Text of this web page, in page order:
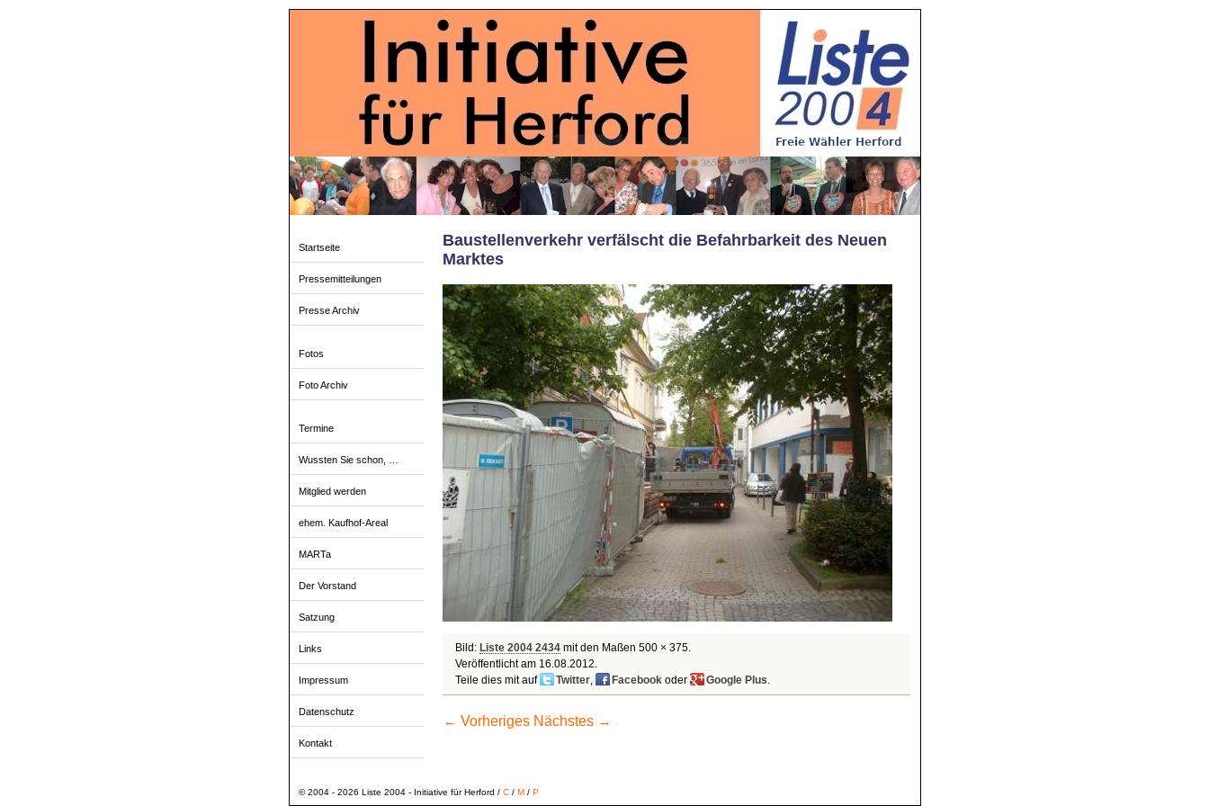
Startseite
Pressemitteilungen
Presse Archiv
Fotos
Foto Archiv
Termine
Wussten Sie schon, …
Mitglied werden
ehem. Kaufhof-Areal
MARTa
Der Vorstand
Satzung
Links
Impressum
Datenschutz
Kontakt
Baustellenverkehr verfälscht die Befahrbarkeit des Neuen
Marktes
Bild: Liste 2004 2434mit den Maßen 500 × 375.
Veröffentlicht am 16.08.2012.
Teile dies mit auf
Twitter, Facebookoder Google Plus.
← Vorheriges Nächstes →
© 2004 - 2026 Liste 2004 - Initiative für Herford / C/ M/ P